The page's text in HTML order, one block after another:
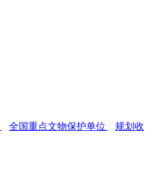
全国重点文物保护单位
规划收